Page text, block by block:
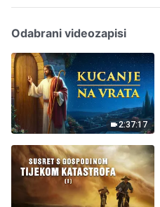
Odabrani videozapisi
2:37:17